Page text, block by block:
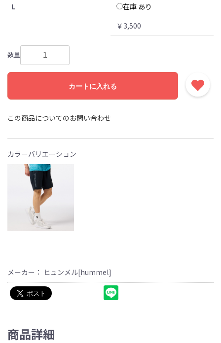
L
在庫 あり
￥3,500
数量
カートに入れる
この商品についてのお問い合わせ
カラーバリエーション
メーカー： ヒュンメル[hummel]
商品詳細